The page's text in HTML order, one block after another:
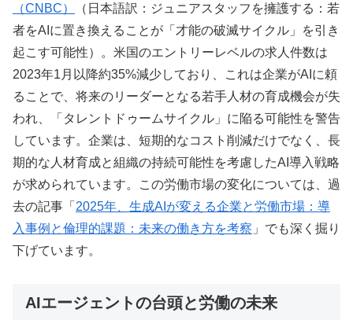
（CNBC）
（日本語訳：ジュニアスタッフを擁護する：若
者をAIに置き換えることが「才能の破滅サイクル」を引き
起こす可能性）。米国のエントリーレベルの求人件数は
2023年1月以降約35%減少しており、これは企業がAIに頼
ることで、将来のリーダーとなる若手人材の育成機会が失
われ、「タレントドゥームサイクル」に陥る可能性を警告
しています。企業は、短期的なコスト削減だけでなく、長
期的な人材育成と組織の持続可能性を考慮したAI導入戦略
が求められています。この労働市場の変化については、過
去の記事「 2025年、生成AIが変える企業と労働市場：導
入事例と倫理的課題：未来の働き方を考察 」でも深く掘り
下げています。
AIエージェントの台頭と労働の未来